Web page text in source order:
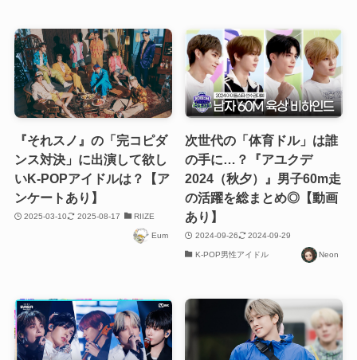
『それスノ』の「完コピダ
ンス対決」に出演して欲し
いK-POPアイドルは？【ア
ンケートあり】
2025-03-10 2025-08-17 RIIZE
Eum
次世代の「体育ドル」は誰
の手に…？『アユクデ
2024（秋夕）』男子60m走
の活躍を総まとめ◎【動画
あり】
2024-09-26 2024-09-29
K-POP男性アイドル Neon